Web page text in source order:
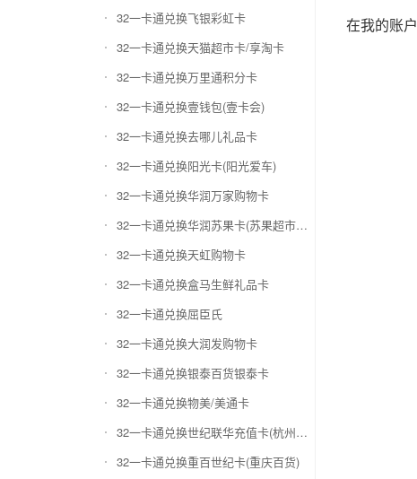
32一卡通兑换飞银彩虹卡
32一卡通兑换天猫超市卡/享淘卡
32一卡通兑换万里通积分卡
32一卡通兑换壹钱包(壹卡会)
32一卡通兑换去哪儿礼品卡
32一卡通兑换阳光卡(阳光爱车)
32一卡通兑换华润万家购物卡
32一卡通兑换华润苏果卡(苏果超市卡)（维护 请暂停提交）
32一卡通兑换天虹购物卡
32一卡通兑换盒马生鲜礼品卡
32一卡通兑换屈臣氏
32一卡通兑换大润发购物卡
32一卡通兑换银泰百货银泰卡
32一卡通兑换物美/美通卡
32一卡通兑换世纪联华充值卡(杭州联华)
32一卡通兑换重百世纪卡(重庆百货)
在我的账